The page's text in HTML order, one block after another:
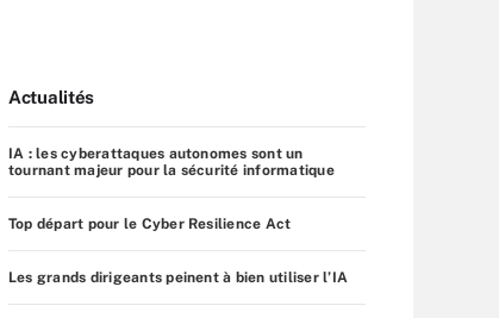
Actualités
IA : les cyberattaques autonomes sont un
tournant majeur pour la sécurité informatique
Top départ pour le Cyber Resilience Act
Les grands dirigeants peinent à bien utiliser l’IA